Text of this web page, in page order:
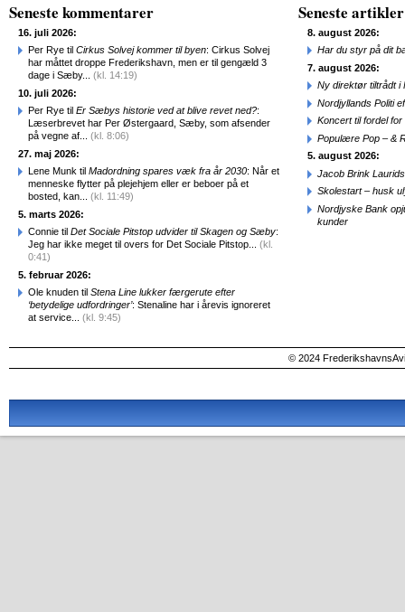
Seneste kommentarer
16. juli 2026:
Per Rye til Cirkus Solvej kommer til byen: Cirkus Solvej
har måttet droppe Frederikshavn, men er til gengæld 3
dage i Sæby... (kl. 14:19)
10. juli 2026:
Per Rye til Er Sæbys historie ved at blive revet ned?:
Læserbrevet har Per Østergaard, Sæby, som afsender
på vegne af... (kl. 8:06)
27. maj 2026:
Lene Munk til Madordning spares væk fra år 2030: Når et
menneske flytter på plejehjem eller er beboer på et
bosted, kan... (kl. 11:49)
5. marts 2026:
Connie til Det Sociale Pitstop udvider til Skagen og Sæby:
Jeg har ikke meget til overs for Det Sociale Pitstop... (kl.
0:41)
5. februar 2026:
Ole knuden til Stena Line lukker færgerute efter
‘betydelige udfordringer’: Stenaline har i årevis ignoreret
at service... (kl. 9:45)
Seneste artikler
8. august 2026:
Har du styr på dit
7. august 2026:
Ny direktør tiltrådt i
Nordjyllands Politi
Koncert til fordel
Populære Pop – &
5. august 2026:
Jacob Brink
Skolestart – husk
Nordjyske Bank
kunder
© 2024